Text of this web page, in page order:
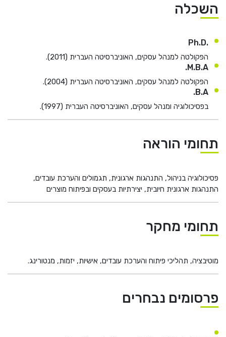
השכלה
.Ph.D
הפקולטה למנהל עסקים, האוניברסיטה העברית (2011).
M.B.A.
הפקולטה למנהל עסקים, האוניברסיטה העברית (2004).
B.A.
בפסיכולוגיה ומנהל עסקים, האוניברסיטה העברית (1997).
תחומי הוראה
פסיכולוגיה בניהול, התנהגות ארגונית, תגמולים והערכת עובדים,
התנהגות ארגונית חיובית, יצירתיות בעסקים ובפיתוח מוצרים
תחומי מחקר
מוטיבציה, תהליכי פיתוח והערכת עובדים, אישיות, יזמות, מנטורינג.
פרסומים נבחרים